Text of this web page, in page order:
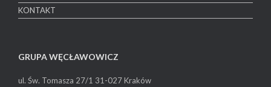
KONTAKT
GRUPA WĘCŁAWOWICZ
ul. Św. Tomasza 27/1 31-027 Kraków